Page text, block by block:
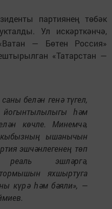
партиянең төбәк
Ул искәрткәнчә,
— Бөтен Россия»
«Татарстан —
белән генә түгел,
йогынтылылыгы һәм
көчле. Минемчә,
ышанычын
эшчәнлегенең төп
эшләргә,
яхшыртуга
күрә һәм бәяли», —